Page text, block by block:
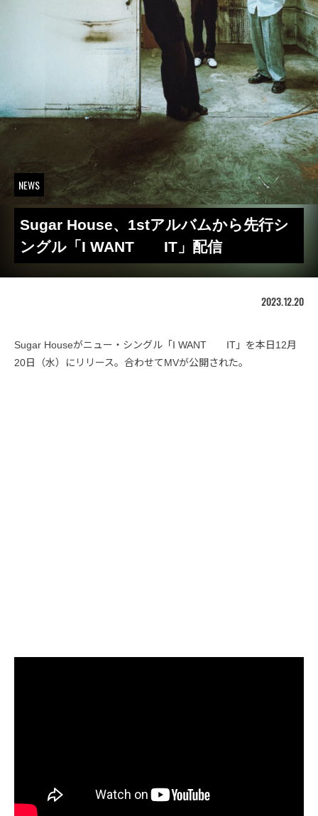
NEWS
Sugar House、1stアルバムから先行シ
ングル「I WANT IT」配信
2023.12.20
Sugar Houseがニュー・シングル「I WANT IT」を本日12月
20日（水）にリリース。合わせてMVが公開された。